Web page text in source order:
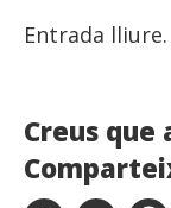
Entrada lliure.
Creus